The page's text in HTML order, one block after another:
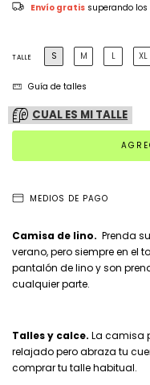
Envío gratis superando los
TALLE S M L XL
Guía de talles
CUAL ES MI TALLE
MEDIOS DE PAGO
Camisa de lino. Prenda
verano, pero siempre en el
pantalón de lino y son
cualquier parte.
Talles y calce. La camisa
relajado pero abraza tu
comprar tu talle habitual.